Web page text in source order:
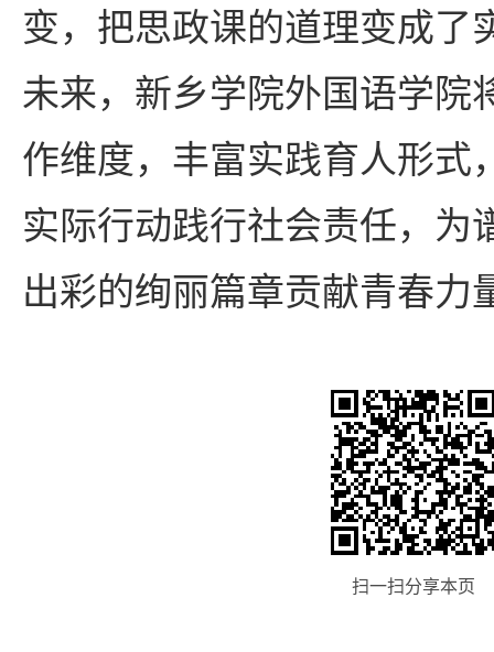
变，把思政课的道理变成了
未来，新乡学院外国语学院
作维度，丰富实践育人形式
实际行动践行社会责任，为
出彩的绚丽篇章贡献青春力
扫一扫分享本页